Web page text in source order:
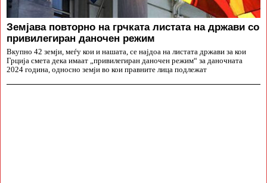
Земјава повторно на грчката листата на држави со
привилегиран даночен режим
Вкупно 42 земји, меѓу кои и нашата, се најдоа на листата држави за кои
Грција смета дека имаат „привилегиран даночен режим“ за даночната
2024 година, односно земји во кои правните лица подлежат